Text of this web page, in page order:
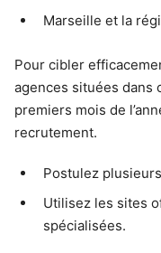
Marseille et la
Pour cibler
agences situées dans
premiers mois de
recrutement.
Postulez
Utilisez les sites
spécialisées.